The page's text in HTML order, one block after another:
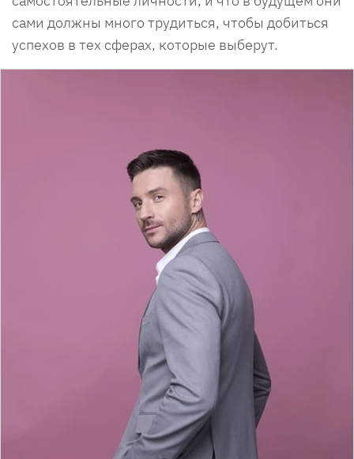
сами должны много трудиться, чтобы добиться
успехов в тех сферах, которые выберут.